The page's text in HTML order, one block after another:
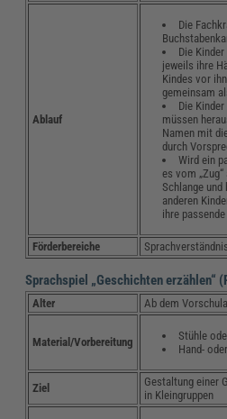
Ablauf
Die
Die
jeweils ihre
Kindes vor
gemeinsam
Die
müssen
Namen mit
durch
Wird ein
es vom
Schlange
anderen
ihre
Förderbereiche
Sprachspiel „Geschichten erzählen“
Alter Ab dem
Material/Vorbereitung
Stühle
Hand-
Ziel
Gestaltung einer
in Kleingruppen